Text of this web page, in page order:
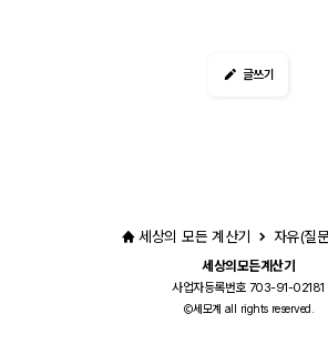
글쓰기
세상의 모든 계산기 자유(질
세상의모든계산기
사업자등록번호 703-91-02181
세모계 all rights reserved.